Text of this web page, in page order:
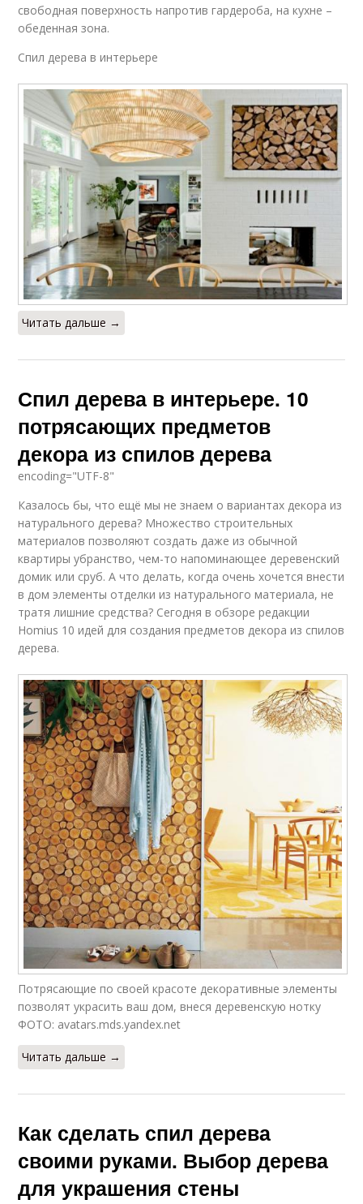
свободная поверхность напротив гардероба, на кухне –
обеденная зона.
Спил дерева в интерьере
Читать дальше →
Спил дерева в интерьере. 10
потрясающих предметов
декора из спилов дерева
encoding="UTF-8"
Казалось бы, что ещё мы не знаем о вариантах декора из
натурального дерева? Множество строительных
материалов позволяют создать даже из обычной
квартиры убранство, чем-то напоминающее деревенский
домик или сруб. А что делать, когда очень хочется внести
в дом элементы отделки из натурального материала, не
тратя лишние средства? Сегодня в обзоре редакции
Homius 10 идей для создания предметов декора из спилов
дерева.
Потрясающие по своей красоте декоративные элементы
позволят украсить ваш дом, внеся деревенскую нотку
ФОТО: avatars.mds.yandex.net
Читать дальше →
Как сделать спил дерева
своими руками. Выбор дерева
для украшения стены